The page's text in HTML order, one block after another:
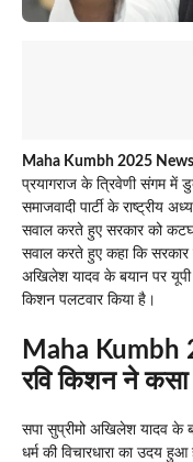
Maha Kumbh 2025
प्रयागराज के त्रिवेणी संगम में
समाजवादी पार्टी के
सवाल करते हुए सरकार को
सवाल करते हुए कहा कि
अखिलेश यादव के बयान पर यूपी
किशन पलटवार किया है।
Maha Kumbh
रवि किशन ने
सपा सुप्रीमो अखिलेश यादव के
धर्म की विचारधारा का उदय